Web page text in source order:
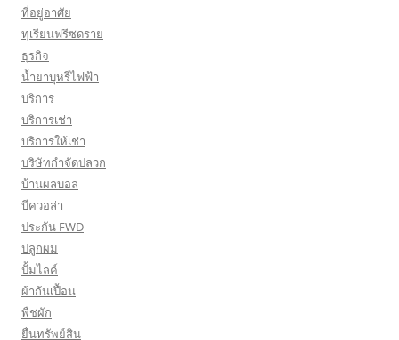
ที่อยู่อาศัย
ทุเรียนฟรีซดราย
ธุรกิจ
น้ำยาบุหรี่ไฟฟ้า
บริการ
บริการเช่า
บริการให้เช่า
บริษัทกำจัดปลวก
บ้านผลบอล
บีควอล่า
ประกัน FWD
ปลูกผม
ปั้มไลค์
ผ้ากันเปื้อน
พืชผัก
ยื่นทรัพย์สิน